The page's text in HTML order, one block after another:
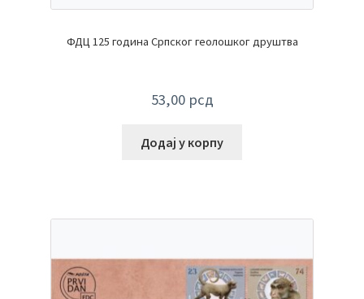
ФДЦ 125 година Српског геолошког друштва
53,00 рсд
Додај у корпу